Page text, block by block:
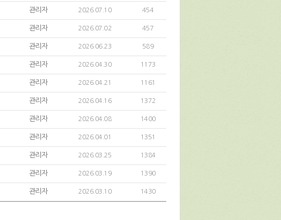
관리자 2026.07.10 454
관리자 2026.07.02 457
관리자 2026.06.23 589
관리자 2026.04.30 1173
관리자 2026.04.21 1161
관리자 2026.04.16 1372
관리자 2026.04.08 1400
관리자 2026.04.01 1351
관리자 2026.03.25 1384
관리자 2026.03.19 1390
관리자 2026.03.10 1430